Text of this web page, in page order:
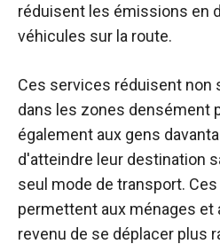
réduisent les émissions en
véhicules sur la route.
Ces services réduisent non
dans les zones densément
également aux gens
d'atteindre leur destination
seul mode de transport.
permettent aux ménages et
revenu de se déplacer plus